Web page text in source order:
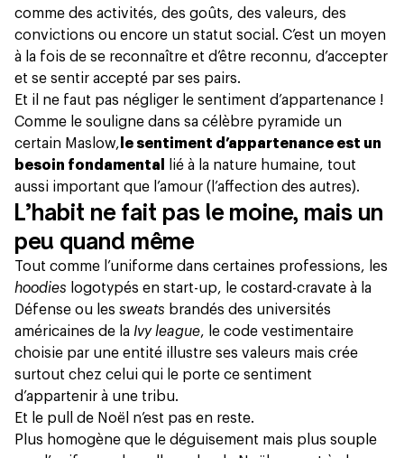
comme des activités, des goûts, des valeurs, des
convictions ou encore un statut social. C’est un moyen
à la fois de se reconnaître et d’être reconnu, d’accepter
et se sentir accepté par ses pairs.
Et il ne faut pas négliger le sentiment d’appartenance !
Comme le souligne dans sa célèbre pyramide un
certain Maslow, le sentiment d’appartenance est un
besoin fondamental
lié à la nature humaine, tout
aussi important que l’amour (l’affection des autres).
L’habit ne fait pas le moine, mais un
peu quand même
Tout comme l’uniforme dans certaines professions, les
hoodies logotypés en start-up, le costard-cravate à la
Défense ou les sweats brandés des universités
américaines de la Ivy league, le code vestimentaire
choisie par une entité illustre ses valeurs mais crée
surtout chez celui qui le porte ce sentiment
d’appartenir à une tribu.
Et le pull de Noël n’est pas en reste.
Plus homogène que le déguisement mais plus souple